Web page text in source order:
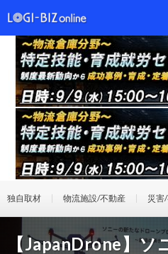
独自取材 物流施設/不動産 災害
【JapanDrone】ソ